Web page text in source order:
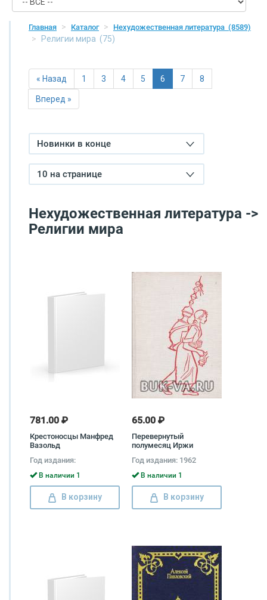
Главная Каталог Нехудожественная литература (8589)
Религии мира (75)
« Назад 1 3 4 5 6 7 8
Вперед »
Новинки в конце
10 на странице
Нехудожественная литература ->
Религии мира
781.00 ₽
Крестоносцы Манфред
Вазольд
Год издания:
В наличии 1
В корзину
65.00 ₽
Перевернутый
полумесяц Иржи
Зикмунд
Год издания: 1962
В наличии 1
В корзину